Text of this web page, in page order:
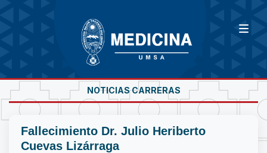
NOTICIAS CARRERAS
Fallecimiento Dr. Julio Heriberto
Cuevas Lizárraga